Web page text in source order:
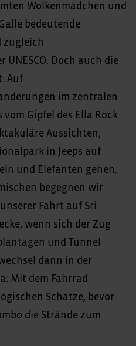
Wolkenmädchen und
bedeutende
zugleich
Doch auch die
Auf
im zentralen
Gipfel des Ella Rock
Aussichten,
in Jeeps auf
und Elefanten gehen.
begegnen wir
Fahrt auf Sri
wenn sich der Zug
und Tunnel
dann in der
Mit dem Fahrrad
Schätze, bevor
die Strände zum